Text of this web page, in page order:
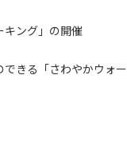
ング」の開催
きる「さわやかウォー